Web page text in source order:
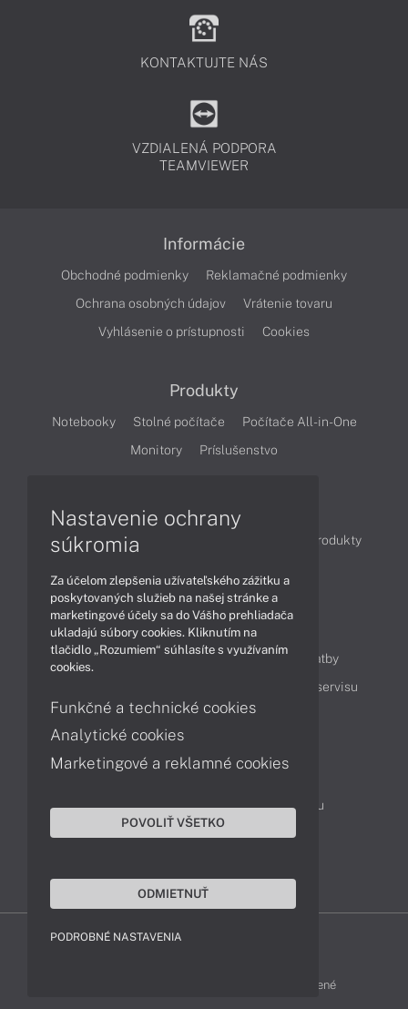
KONTAKTUJTE NÁS
VZDIALENÁ PODPORA
TEAMVIEWER
Informácie
Obchodné podmienky
Reklamačné podmienky
Ochrana osobných údajov
Vrátenie tovaru
Vyhlásenie o prístupnosti
Cookies
Produkty
Notebooky Stolné počítače
Počítače All-in-One
Monitory
Príslušenstvo
Články
Obchodné informácie
Produkty
Obsah
Ako nakupovať
Možnosti doručenia a platby
Cenník servisu
Kontakty
Servisné oddelenie
Reklamácia tovaru
MSI-SHOP © 2017 - 2026 Všetky práva vyhradené
Nastavenie ochrany
súkromia
Za účelom zlepšenia užívateľského zážitku a
poskytovaných služieb na našej stránke a
marketingové účely sa do Vášho prehliadača
ukladajú súbory cookies. Kliknutím na
tlačidlo „Rozumiem“ súhlasíte s využívaním
cookies.
Funkčné a technické cookies
Analytické cookies
Marketingové a reklamné cookies
POVOLIŤ VŠETKO
ODMIETNUŤ
PODROBNÉ NASTAVENIA